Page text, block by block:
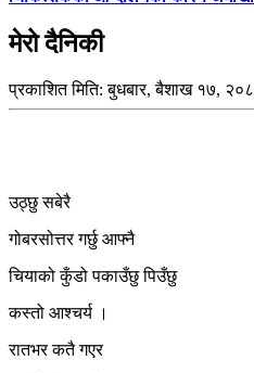
मेरो दैनिकी
प्रकाशित मिति:बुधबार, बैशाख १७,
उठ्छु सबेरै
गोबरसोत्तर गर्छु आफ्नै
चियाको कुँडो पकाउँछु पिउँछु
कस्तो आश्चर्य ।
रातभर कतै गएर